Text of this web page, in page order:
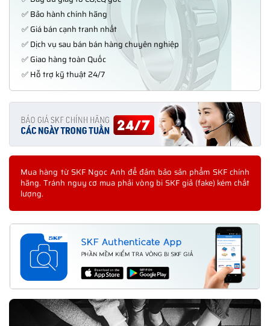
✅ Bảo hành chính hãng
✅ Giá bán cạnh tranh nhất
✅ Dịch vụ sau bán bán hàng chuyên nghiệp
✅ Giao hàng toàn Quốc
✅ Hỗ trợ kỹ thuật 24/7
Mua hàng từ SKF Ngọc Anh để đảm bảo sản phẩm SKF chính
hãng. Tránh nguy cơ mua phải vòng bi SKF giả (fake) kém chất
lượng.